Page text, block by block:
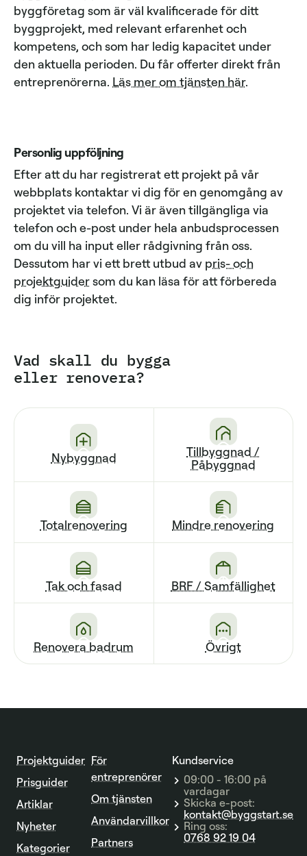
byggföretag som är väl kvalificerade för ditt
byggprojekt, med relevant erfarenhet och
kompetens, och som har ledig kapacitet under
den aktuella perioden. Du får offerter direkt från
entreprenörerna. Läs mer om tjänsten här.
Personlig uppföljning
Efter att du har registrerat ett projekt på vår
webbplats kontaktar vi dig för en genomgång av
projektet via telefon. Vi är även tillgängliga via
telefon och e-post under hela anbudsprocessen
om du vill ha input eller rådgivning från oss.
Dessutom har vi ett brett utbud av pris- och
projektguidersom du kan läsa för att förbereda
dig inför projektet.
Vad skall du bygga
eller renovera?
Nybyggnad
Tillbyggnad /
Påbyggnad
Totalrenovering Mindre renovering
Tak och fasad BRF / Sam­fällighet
Renovera badrum Övrigt
Projektguider
Prisguider
Artiklar
Nyheter
Kategorier
För
entreprenörer
Om tjänsten
Användarvillkor
Partners
Kundservice
09:00 - 16:00 på
vardagar
Skicka e-post:
kontakt@byggstart.se
Ring oss:
0768 92 19 04